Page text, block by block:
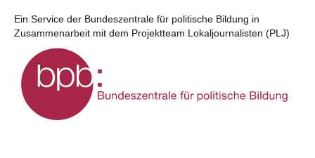
Ein Service der Bundeszentrale für politische Bildung in
Zusammenarbeit mit dem Projektteam Lokaljournalisten (PLJ)